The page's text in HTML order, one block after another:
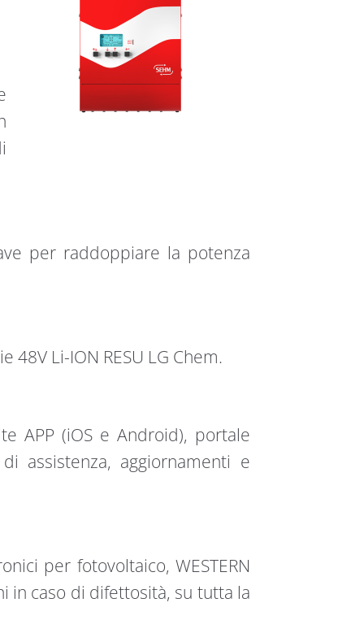
per raddoppiare la potenza
Li-ION RESU LG Chem.
APP (iOS e Android), portale
assistenza, aggiornamenti e
per fotovoltaico, WESTERN
in caso di difettosità, su tutta la